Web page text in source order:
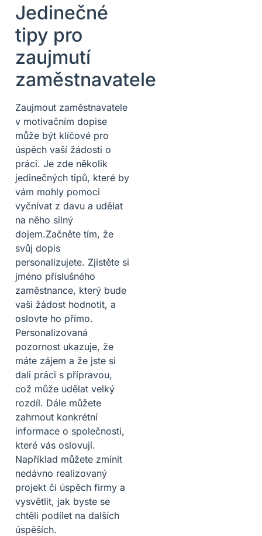
Jedinečné
tipy pro
zaujmutí
zaměstnavatele
Zaujmout zaměstnavatele
v motivačním dopise
může být klíčové pro
úspěch vaší žádosti o
práci. Je zde několik
jedinečných tipů, které by
vám mohly pomoci
vyčnívat z davu a udělat
na něho silný
dojem.Začněte tím, že
svůj dopis
personalizujete. Zjistěte si
jméno příslušného
zaměstnance, který bude
vaši žádost hodnotit, a
oslovte ho přímo.
Personalizovaná
pozornost ukazuje, že
máte zájem a že jste si
dali práci s přípravou,
což může udělat velký
rozdíl. Dále můžete
zahrnout konkrétní
informace o společnosti,
které vás oslovují.
Například můžete zmínit
nedávno realizovaný
projekt či úspěch firmy a
vysvětlit, jak byste se
chtěli podílet na dalších
úspěších.